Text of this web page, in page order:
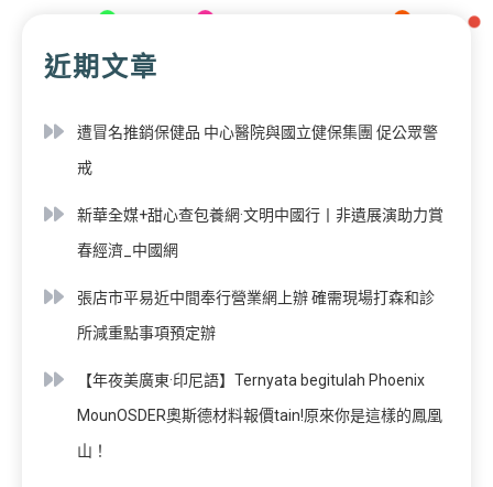
近期文章
遭冒名推銷保健品 中心醫院與國立健保集團 促公眾警
戒
新華全媒+甜心查包養網·文明中國行丨非遺展演助力賞
春經濟_中國網
張店市平易近中間奉行營業網上辦 確需現場打森和診
所減重點事項預定辦
【年夜美廣東·印尼語】Ternyata begitulah Phoenix
MounOSDER奧斯德材料報價tain!原來你是這樣的鳳凰
山！